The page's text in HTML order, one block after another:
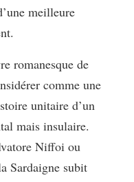
meilleure
romanesque de
comme une
unitaire d’un
mais insulaire.
Niffoi ou
Sardaigne subit